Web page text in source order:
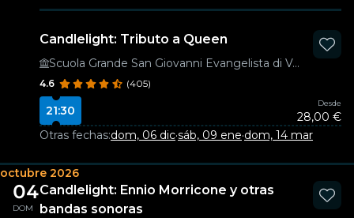
Candlelight: Tributo a Queen
Scuola Grande San Giovanni Evangelista di Venezia
4.6 (405)
21:30
Desde
28,00 €
Otras fechas:dom, 06 dic·sáb, 09 ene·dom, 14 mar
octubre 2026
04
DOM
Candlelight: Ennio Morricone y otras
bandas sonoras